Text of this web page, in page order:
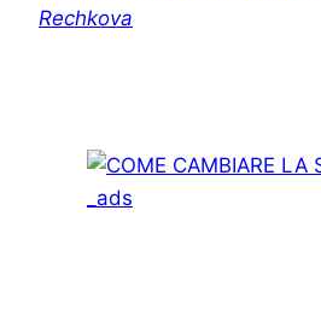
Rechkova